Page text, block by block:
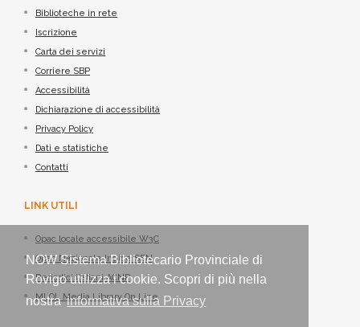
NOW Sistema Bibliotecario Provinciale di
Rovigo utilizza i cookie. Scopri di più nella
nostrainformativa sulla Privacy
Biblioteche in rete
Iscrizione
Carta dei servizi
Corriere SBP
Accessibilità
Dichiarazione di accessibilità
Privacy Policy
Dati e statistiche
Contatti
LINK UTILI
Opac locale accessibile W3C
Opac Nazionale Indice SBN
Periodici italiani ACNP
MLOL Media Library On Line